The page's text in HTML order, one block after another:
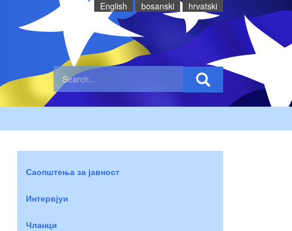
English bosanski hrvatski
Саопштења за јавност
Интервјуи
Чланци